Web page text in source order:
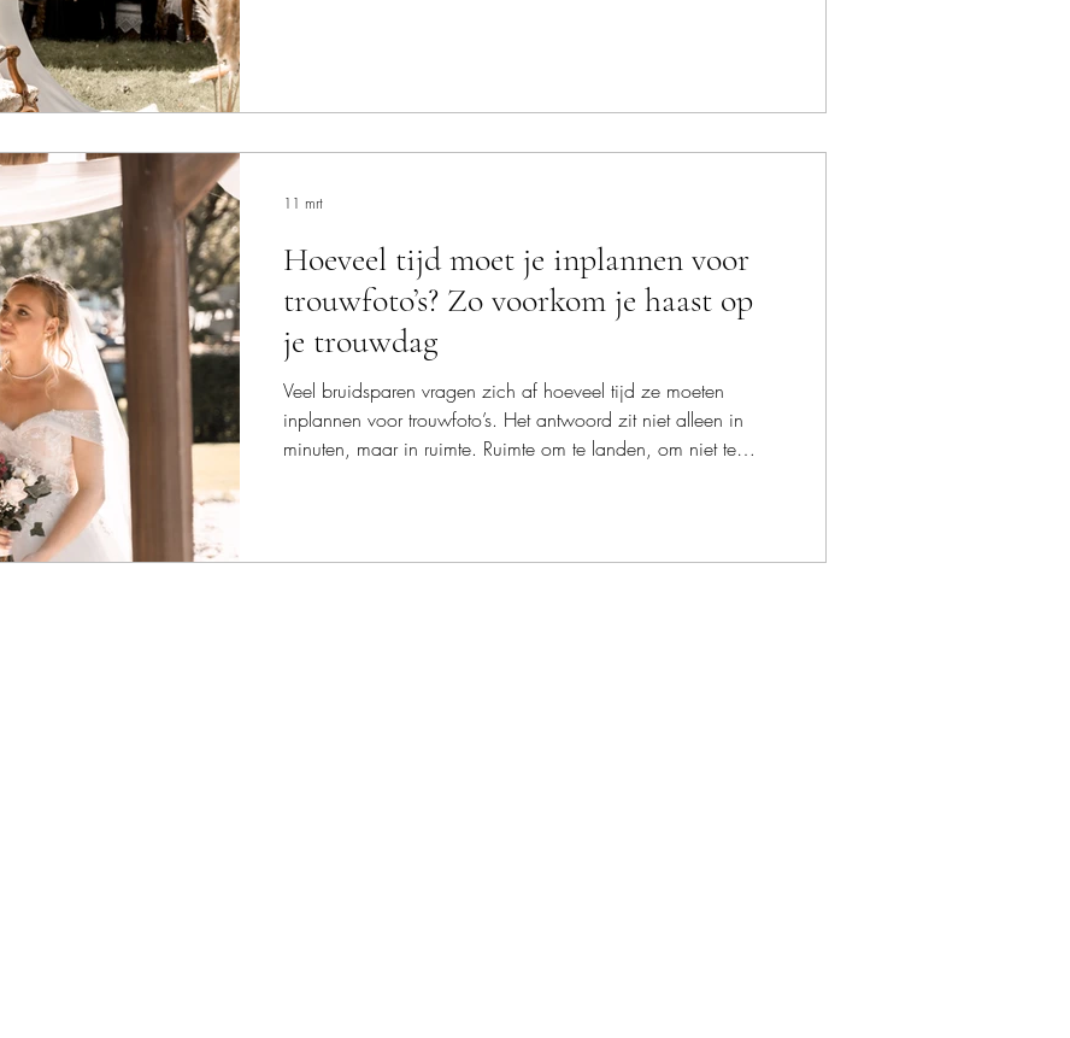
Hoeveel tijd moet je inplannen voor
trouwfoto’s? Zo voorkom je haast op
je trouwdag
Veel bruidsparen vragen zich af hoeveel tijd ze moeten
inplannen voor trouwfoto’s. Het antwoord zit niet alleen in
minuten, maar in ruimte. Ruimte om te landen, om niet te
ontspannen planning het verschil maakt op je trouwdag.
11 mrt